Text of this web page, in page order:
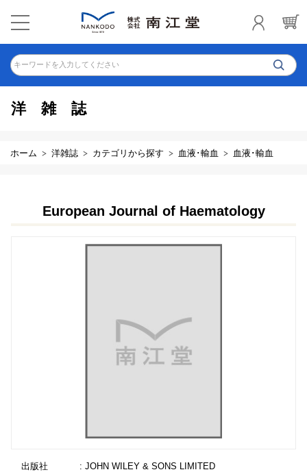
キーワードを入力してください
洋雑誌
ホーム 洋雑誌 カテゴリから探す 血液･輸血 血液･輸血
European Journal of Haematology
出版社
: JOHN WILEY & SONS LIMITED